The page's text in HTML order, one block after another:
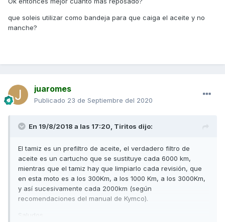
que soleis utilizar como bandeja para que caiga el aceite y no
manche?
juaromes
Publicado 23 de Septiembre del 2020
En 19/8/2018 a las 17:20, Tiritos dijo:
El tamiz es un prefiltro de aceite, el verdadero filtro de
aceite es un cartucho que se sustituye cada 6000 km,
mientras que el tamiz hay que limpiarlo cada revisión, que
en esta moto es a los 300Km, a los 1000 Km, a los 3000Km,
y así sucesivamente cada 2000km (según
recomendaciones del manual de Kymco).
Saludos